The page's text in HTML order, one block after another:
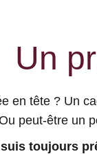
Un
en tête ? Un
peut-être un
toujours